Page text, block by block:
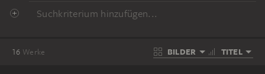
Suchkriterium hinzufügen...
16 Werke BILDER TITEL